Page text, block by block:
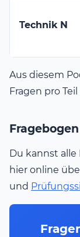
Technik N
Aus diesem
Fragen pro
Du kannst alle
hier online
und